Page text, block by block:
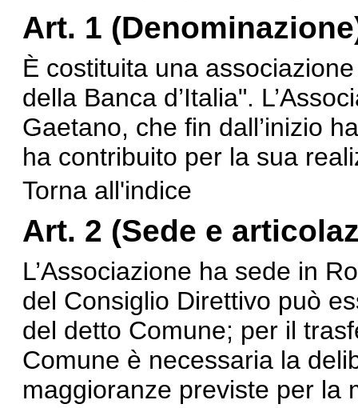
Art. 1
È costituita una
della Banca d’Italia".
Gaetano, che fin dall’inizio
ha contribuito per la sua
Torna all'indice
Art. 2 (Sede e
L’Associazione ha sede in
del Consiglio Direttivo può
del detto Comune; per il
Comune è necessaria la
maggioranze previste per la